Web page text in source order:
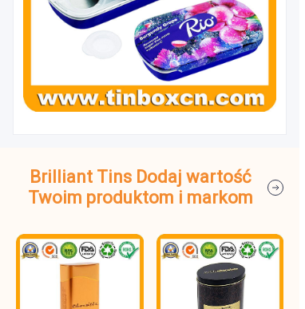
Brilliant Tins Dodaj wartość
Twoim produktom i markom